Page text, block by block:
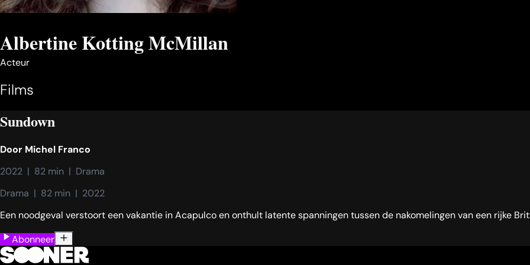
Albertine Kotting McMillan
Acteur
Films
Sundown
Door Michel Franco
2022  |  82 min  |  Drama
Drama  |  82 min  |  2022
Een noodgeval verstoort een vakantie in Acapulco en onthult latente spanningen tussen de nakomelingen van een rijke
Abonneer